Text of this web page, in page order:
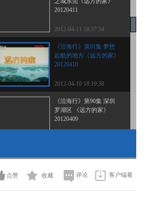
20120411
2012-04-11 18:37:54
《沿海行》第91集 梦想
起航的地方《远方的家》
20120410
2012-04-10 18:19:38
《沿海行》第90集 深圳
罗湖区 《远方的家》
20120409
2012-04-06 18:48:33
点赞 收藏 评论 客户端看